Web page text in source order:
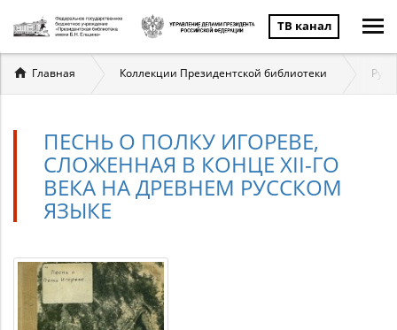
ТВ канал
Вы
здесь
Главная Коллекции Президентской библиотеки
ПЕСНЬ О ПОЛКУ ИГОРЕВЕ,
СЛОЖЕННАЯ В КОНЦЕ XII-ГО
ВЕКА НА ДРЕВНЕМ РУССКОМ
ЯЗЫКЕ